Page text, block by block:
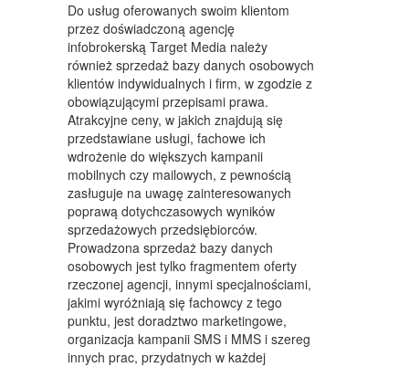
BIŻUTERIA
DLA DZIECI
MEBLE
WYPOSAŻENIE WNĘTRZ
WYPOSAŻENIE ŁAZIENKI
ODZIEŻ
SPORT
ELEKTRONIKA, RTV, AGD
ART. DLA ZWIERZĄT
OGRÓD, ROŚLINY
Do usług oferowanych swoim klientom
przez doświadczoną agencję
infobrokerską Target Media należy
również sprzedaż bazy danych osobowych
klientów indywidualnych i firm, w zgodzie z
obowiązującymi przepisami prawa.
Atrakcyjne ceny, w jakich znajdują się
przedstawiane usługi, fachowe ich
wdrożenie do większych kampanii
mobilnych czy mailowych, z pewnością
zasługuje na uwagę zainteresowanych
poprawą dotychczasowych wyników
sprzedażowych przedsiębiorców.
Prowadzona sprzedaż bazy danych
osobowych jest tylko fragmentem oferty
rzeczonej agencji, innymi specjalnościami,
jakimi wyróżniają się fachowcy z tego
punktu, jest doradztwo marketingowe,
organizacja kampanii SMS i MMS i szereg
innych prac, przydatnych w każdej